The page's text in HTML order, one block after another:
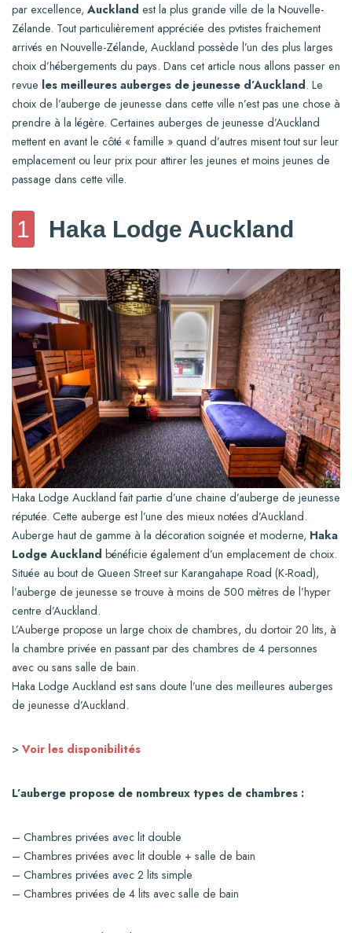
par excellence, Auckland est la plus grande ville de la Nouvelle-
Zélande. Tout particulièrement appréciée des pvtistes fraichement
arrivés en Nouvelle-Zélande, Auckland possède l’un des plus larges
choix d’hébergements du pays. Dans cet article nous allons passer en
revue les meilleures auberges de jeunesse d’Auckland. Le
choix de l’auberge de jeunesse dans cette ville n’est pas une chose à
prendre à la légère. Certaines auberges de jeunesse d’Auckland
mettent en avant le côté « famille » quand d’autres misent tout sur leur
emplacement ou leur prix pour attirer les jeunes et moins jeunes de
passage dans cette ville.
1 Haka Lodge Auckland
Haka Lodge Auckland fait partie d’une chaine d’auberge de jeunesse
réputée. Cette auberge est l’une des mieux notées d’Auckland.
Auberge haut de gamme à la décoration soignée et moderne, Haka
Lodge Auckland bénéficie également d’un emplacement de choix.
Située au bout de Queen Street sur Karangahape Road (K-Road),
l’auberge de jeunesse se trouve à moins de 500 mètres de l’hyper
centre d’Auckland.
L’Auberge propose un large choix de chambres, du dortoir 20 lits, à
la chambre privée en passant par des chambres de 4 personnes
avec ou sans salle de bain.
Haka Lodge Auckland est sans doute l’une des meilleures auberges
de jeunesse d’Auckland.
> Voir les disponibilités
L’auberge propose de nombreux types de chambres :
– Chambres privées avec lit double
– Chambres privées avec lit double + salle de bain
– Chambres privées avec 2 lits simple
– Chambres privées de 4 lits avec salle de bain